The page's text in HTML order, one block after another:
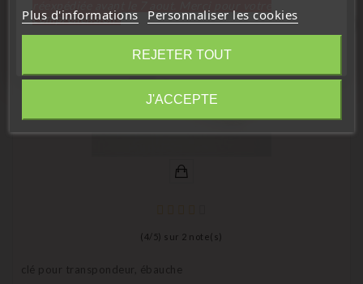
( 4/ 5) sur 2 note(s)
clé pour transpondeur, ébauche
Plus d'informations Personnaliser les cookies
REJETER TOUT
J'ACCEPTE
compréhension»
Fermer
Information